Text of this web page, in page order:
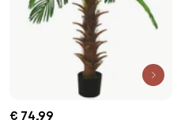
€ 74,99